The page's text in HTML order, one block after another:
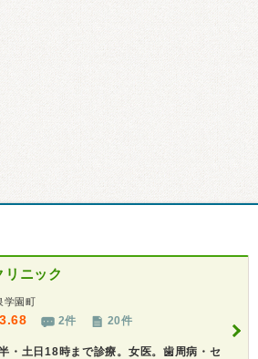
リニック
学園町
3.68 2件 20件
・土日18時まで診療。女医。歯周病・セ